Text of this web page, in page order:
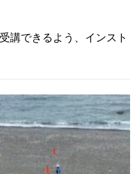
講できるよう、インスト